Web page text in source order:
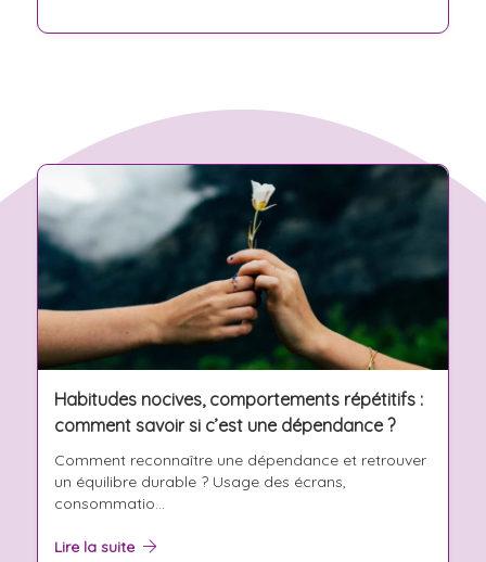
Habitudes nocives, comportements répétitifs :
comment savoir si c’est une dépendance ?
Comment reconnaître une dépendance et retrouver
un équilibre durable ? Usage des écrans,
consommatio...
Lire la suite